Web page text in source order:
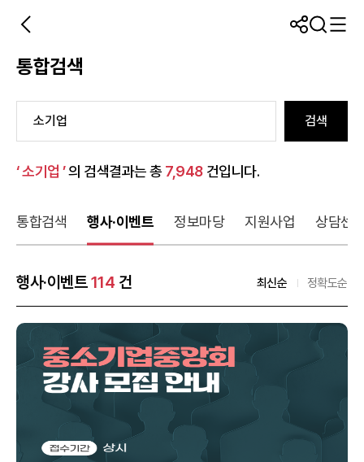
통합검색
검색
‘ 소기업 ’의 검색결과는 총 7,948 건입니다.
통합검색 행사·이벤트 정보마당 지원사업 상담센
행사·이벤트 114 건 최신순 정확도순